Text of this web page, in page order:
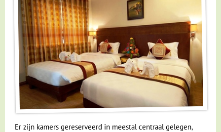
Er zijn kamers gereserveerd in meestal centraal gelegen,